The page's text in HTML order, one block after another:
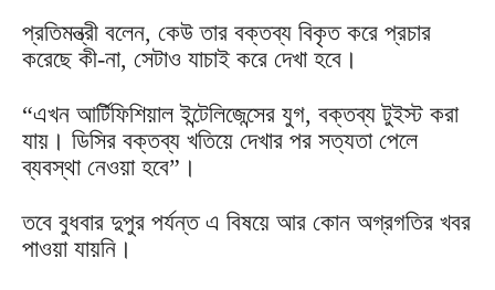
প্রতিমন্ত্রী বলেন, কেউ তার বক্তব্য বিকৃত করে প্রচার
করেছে কী-না, সেটাও যাচাই করে দেখা হবে।
“এখন আর্টিফিশিয়াল ইন্টেলিজেন্সের যুগ, বক্তব্য টুইস্ট করা
যায়। ডিসির বক্তব্য খতিয়ে দেখার পর সত্যতা পেলে
ব্যবস্থা নেওয়া হবে”।
তবে বুধবার দুপুর পর্যন্ত এ বিষয়ে আর কোন অগ্রগতির খবর
পাওয়া যায়নি।